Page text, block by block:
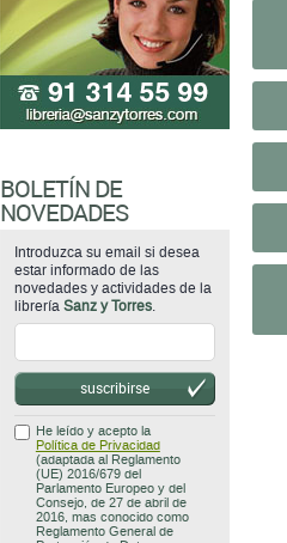
BOLETÍN DE
NOVEDADES
Introduzca su email si desea
estar informado de las
novedades y actividades de la
librería Sanz y Torres.
suscribirse
He leído y acepto la
Política de Privacidad
(adaptada al Reglamento
(UE) 2016/679 del
Parlamento Europeo y del
Consejo, de 27 de abril de
2016, mas conocido como
Reglamento General de